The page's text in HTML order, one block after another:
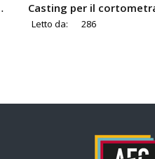
Casting per il
Letto da: 286